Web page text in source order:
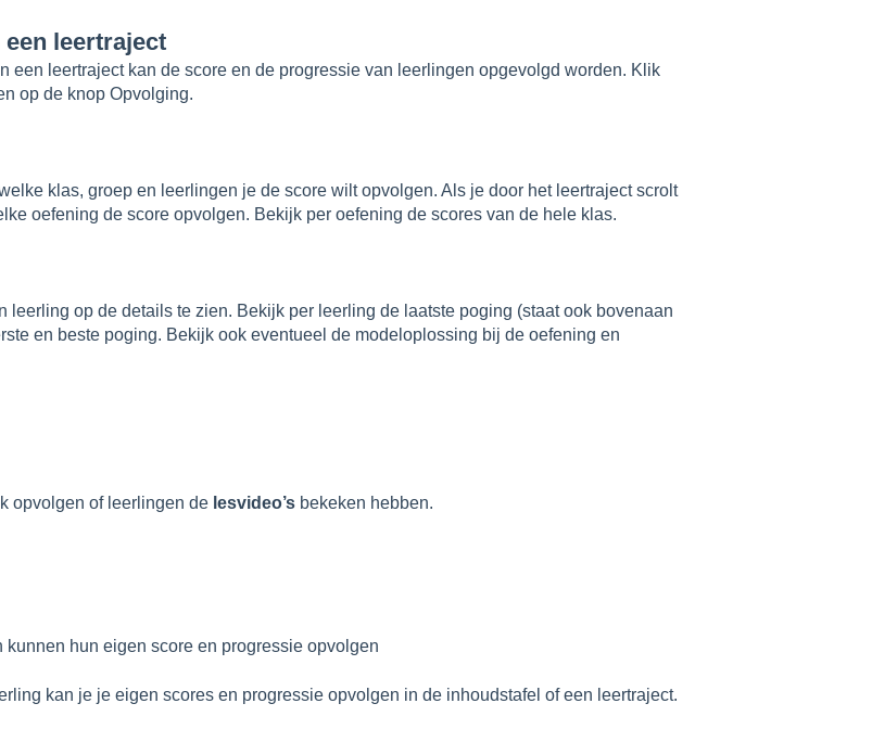
een leertraject
een leertraject kan de score en de progressie van leerlingen opgevolgd worden. Klik
op de knop Opvolging.
klas, groep en leerlingen je de score wilt opvolgen. Als je door het leertraject scrolt
oefening de score opvolgen. Bekijk per oefening de scores van de hele klas.
leerling op de details te zien. Bekijk per leerling de laatste poging (staat ook bovenaan
en beste poging. Bekijk ook eventueel de modeloplossing bij de oefening en
opvolgen of leerlingen de lesvideo’s bekeken hebben.
kunnen hun eigen score en progressie opvolgen
kan je je eigen scores en progressie opvolgen in de inhoudstafel of een leertraject.